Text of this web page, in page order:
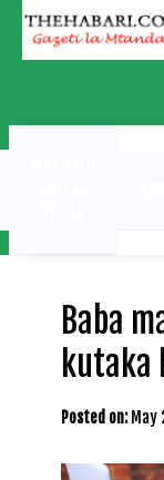
Skip
content
Baba
kutaka
Posted on: May